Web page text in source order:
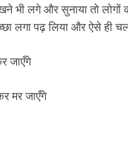
भी लगे और सुनाया तो
लगा पढ़ लिया और ऐसे ही
जाएँगे
मर जाएँगे